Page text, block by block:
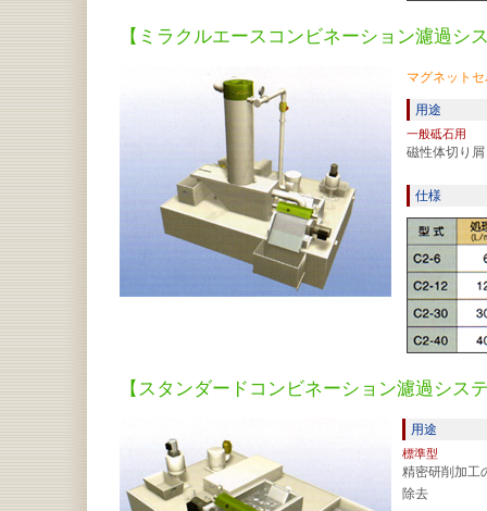
【ミラクルエースコンビネーション濾過シ
マグネット
用途
一般砥石用
磁性体切り
仕様
【スタンダードコンビネーション濾過シス
用途
標準型
精密研削加工
除去